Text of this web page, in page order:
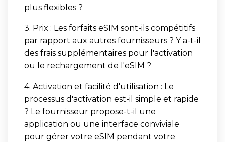
plus flexibles ?
3. Prix : Les forfaits eSIM sont-ils compétitifs
par rapport aux autres fournisseurs ? Y a-t-il
des frais supplémentaires pour l'activation
ou le rechargement de l'eSIM ?
4. Activation et facilité d'utilisation : Le
processus d'activation est-il simple et rapide
? Le fournisseur propose-t-il une
application ou une interface conviviale
pour gérer votre eSIM pendant votre